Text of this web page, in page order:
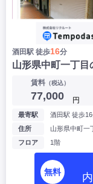
酒田駅 徒歩16分
山形県中町一丁目
賃料（税込）
77,000 円
最寄駅
酒田駅 徒歩
住所
山形県中町一
フロア
1階
無料